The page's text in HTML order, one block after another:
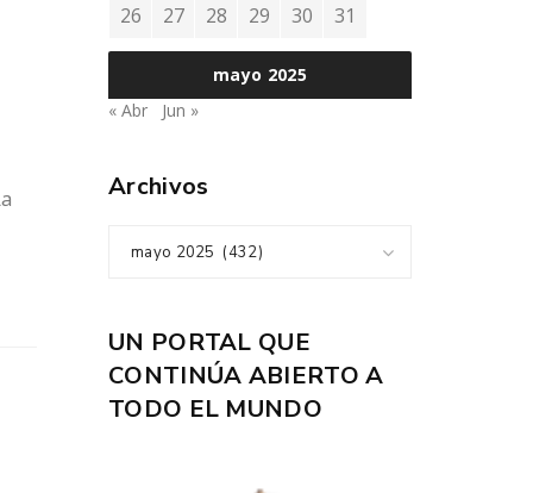
mayo 2025
26
27 28 29 30 31
« Abr Jun »
Archivos
mayo 2025 (432)
UN PORTAL QUE
CONTINÚA ABIERTO A
TODO EL MUNDO